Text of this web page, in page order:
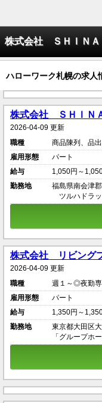
株式会社 ＳＨＩＮＡ
ハローワーク札幌の求人
株式会社 ＳＨＩＮ
2026-04-09 更新
職種
商品陳列、品
雇用形態
パート
給与
1,050円～
勤務地
福島県南会津
ツルハドラ
株式会社 リビング
2026-04-09 更新
職種
週１～◎夜勤専
雇用形態
パート
給与
1,350円～
勤務地
東京都大田区
「グループホ